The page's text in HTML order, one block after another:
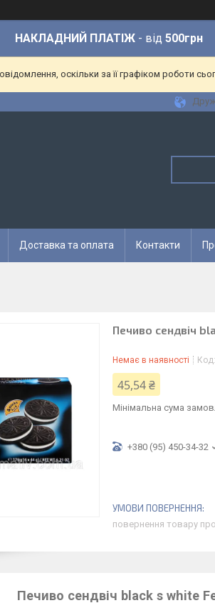
НАКЛАДНИЙ ПЛАТІЖ - від 500грн
оскільки за її графіком роботи
Доставка та оплата Контакти
Печиво сендвіч
Немає в наявності Код:
45,54 ₴
Мінімальна сума
+380 (95) 450-34-32
повернення товару
Печиво сендвіч black s white